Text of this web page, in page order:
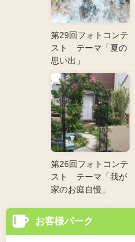
第29回フォトコンテ
スト テーマ「夏の
思い出」
第26回フォトコンテ
スト テーマ「我が
家のお庭自慢」
お客様パーク